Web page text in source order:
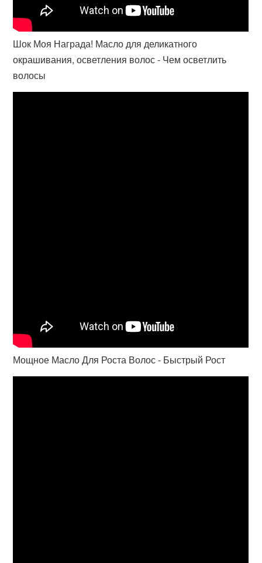
Шок Моя Награда! Масло для деликатного
окрашивания, осветления волос - Чем осветлить
волосы
Мощное Масло Для Роста Волос - Быстрый Рост